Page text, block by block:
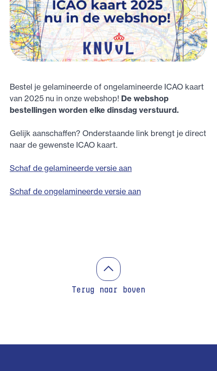
Bestel je gelamineerde of ongelamineerde ICAO kaart
van 2025 nu in onze webshop! De webshop
bestellingen worden elke dinsdag verstuurd.
Gelijk aanschaffen? Onderstaande link brengt je direct
naar de gewenste ICAO kaart.
Schaf de gelamineerde versie aan
Schaf de ongelamineerde versie aan
Terug naar boven